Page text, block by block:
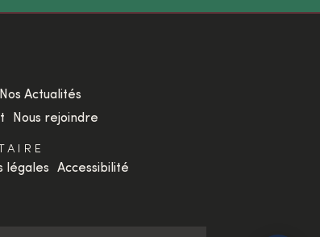
Nos Actualités
Nous rejoindre
légales Accessibilité